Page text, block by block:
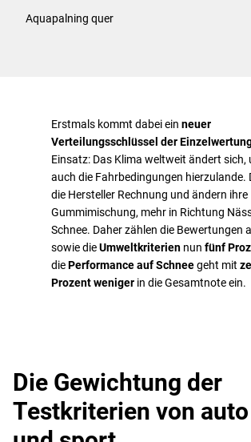
Aquapalning quer
Erstmals kommt dabei ein neuer
Verteilungsschlüssel der
Einsatz: Das Klima weltweit ändert sich,
auch die Fahrbedingungen hierzulande.
die Hersteller Rechnung und ändern ihre
Gummimischung, mehr in Richtung
Schnee. Daher zählen die Bewertungen
sowie dieUmweltkriterien nun fünf
diePerformance auf Schneegeht mit
Prozent weniger in die Gesamtnote ein.
Die Gewichtung der
Testkriterien von